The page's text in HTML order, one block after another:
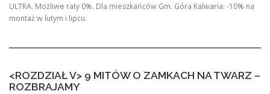
ULTRA. Możliwe raty 0%. Dla mieszkańców Gm. Góra Kalwaria: -10% na
montaż w lutym i lipcu.
<ROZDZIAŁ V> 9 MITÓW O ZAMKACH NA TWARZ –
ROZBRAJAMY